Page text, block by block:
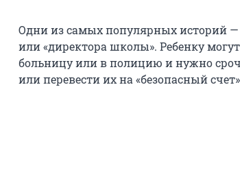
Одни из самых популярных историй —
или «директора школы». Ребенку
больницу или в полицию и нужно
или перевести их на «безопасный